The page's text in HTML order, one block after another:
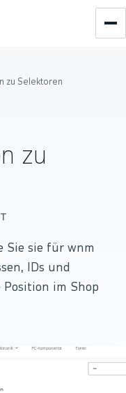
zu Selektoren
zu
Sie sie für wnm
IDs und
im Shop